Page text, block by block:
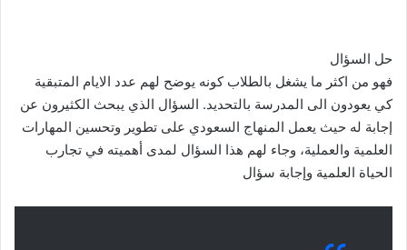
حل السؤال
فهو من اكثر ما يشغل بالطلاب كونه يوضح لهم عدد الايام المتبقية
كي يعودون الى المدرسة بالتحديد. السؤال الذي يبحث الكثيرون عن
إجابة له حيث يعمل المنهاج السعودي على تطوير وتحسين المهارات
العلمية والعملية، وجاء لهم هذا السؤال لمدى أهميته في تجارب
الحياة العلمية وإجابة سؤال